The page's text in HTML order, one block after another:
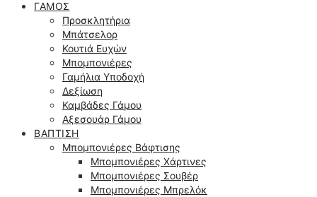
ΓΆΜΟΣ
Προσκλητήρια
Μπάτσελορ
Κουτιά Ευχών
Μπομπονιέρες
Γαμήλια Υποδοχή
Δεξίωση
Καμβάδες Γάμου
Αξεσουάρ Γάμου
ΒΆΠΤΙΣΗ
Μπομπονιέρες Βάφτισης
Μπομπονιέρες Χάρτινες
Μπομπονιέρες Σουβέρ
Μπομπονιέρες Μπρελόκ